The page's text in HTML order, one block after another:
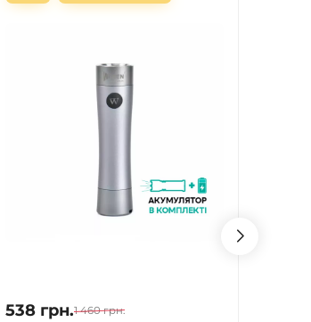
538 грн.1 460 грн.